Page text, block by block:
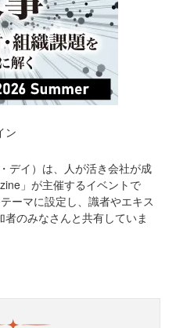
ン
デイ）は、人が活き会社が成
」が主催するイベントで
ーマに設定し、識者やエキス
のみなさんと共有していま